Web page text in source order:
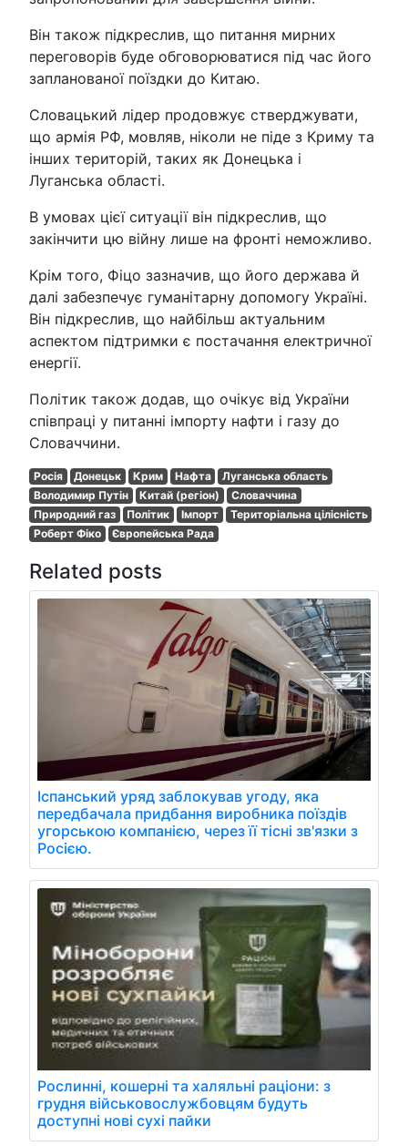
Він також підкреслив, що питання мирних
переговорів буде обговорюватися під час його
запланованої поїздки до Китаю.
Словацький лідер продовжує стверджувати,
що армія РФ, мовляв, ніколи не піде з Криму та
інших територій, таких як Донецька і
Луганська області.
В умовах цієї ситуації він підкреслив, що
закінчити цю війну лише на фронті неможливо.
Крім того, Фіцо зазначив, що його держава й
далі забезпечує гуманітарну допомогу Україні.
Він підкреслив, що найбільш актуальним
аспектом підтримки є постачання електричної
енергії.
Політик також додав, що очікує від України
співпраці у питанні імпорту нафти і газу до
Словаччини.
Росія Донецьк Крим Нафта
Луганська область
Володимир Путін
Китай (регіон)
Словаччина
Природний газ
Політик Імпорт
Територіальна цілісність
Роберт Фіко
Європейська Рада
Related posts
Іспанський уряд заблокував угоду, яка
передбачала придбання виробника поїздів
угорською компанією, через її тісні зв'язки з
Росією.
Рослинні, кошерні та халяльні раціони: з
грудня військовослужбовцям будуть
доступні нові сухі пайки